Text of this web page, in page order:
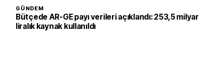
GÜNDEM
Bütçede AR-GE payı verileri açıklandı: 253,5 milyar
liralık kaynak kullanıldı